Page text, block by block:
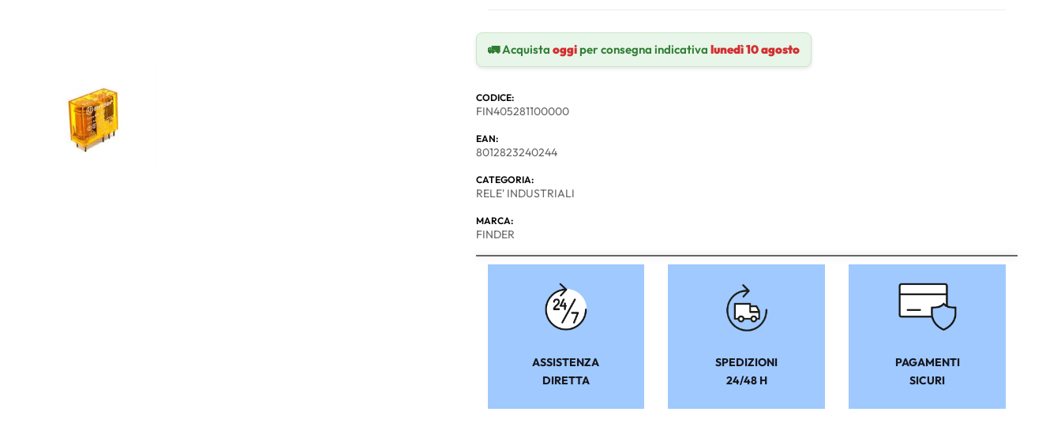
🚛 Acquista oggiper consegna indicativa lunedì 10 agosto
CODICE:
FIN405281100000
EAN:
8012823240244
CATEGORIA:
RELE' INDUSTRIALI
MARCA:
FINDER
ASSISTENZA
DIRETTA
SPEDIZIONI
24/48 H
PAGAMENTI
SICURI